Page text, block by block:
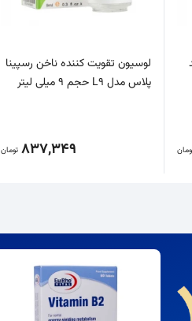
لوسیون تقویت کننده ناخن رسپینا
پلاس مدل L9 حجم 9 میلی لیتر
837,349 تومان